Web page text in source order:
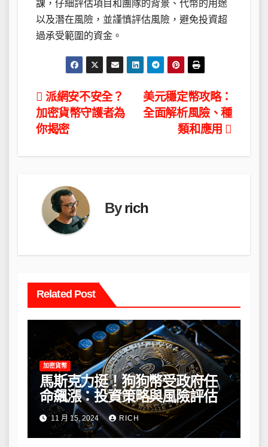
課，仔細評估項目和團隊的背景、代幣的用途
以及潛在風險，並謹慎評估風險，避免投資超
過承受範圍的資金。
文
章
導
美元穩定幣攻略：
全面解析風險、種
類和應用
派網安不安全？
加密貨幣守護者為
你揭密
Byrich
Related Post
加密貨幣
馬斯克力挺！狗狗幣受政府任
命飆漲：投資策略與風險評估
11 月 15, 2024 RICH